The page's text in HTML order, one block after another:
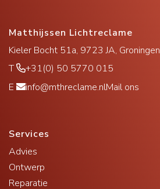
Matthijssen Lichtreclame
Kieler Bocht 51a, 9723 JA, Groningen
T
+31(0) 50 5770 015
E
info@mthreclame.nlMail ons
Services
Advies
Ontwerp
Reparatie